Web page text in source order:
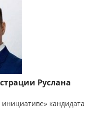
Руслана
кандидата